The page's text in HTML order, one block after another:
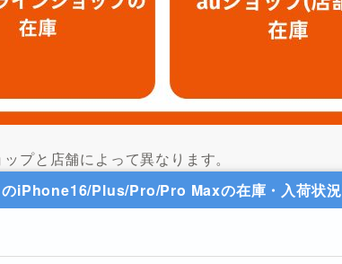
プと店舗によって異なります。
iPhone16/Plus/Pro/Pro Maxの在庫・入荷状況